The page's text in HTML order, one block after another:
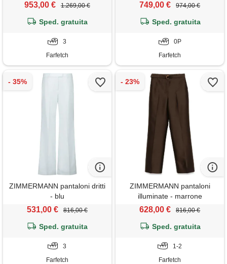
953,00 € 1.269,00 €
Sped. gratuita
3
Farfetch
749,00 € 974,00 €
Sped. gratuita
0P
Farfetch
ZIMMERMANN pantaloni dritti
- blu
531,00 € 816,00 €
Sped. gratuita
3
Farfetch
ZIMMERMANN pantaloni
illuminate - marrone
628,00 € 816,00 €
Sped. gratuita
1-2
Farfetch